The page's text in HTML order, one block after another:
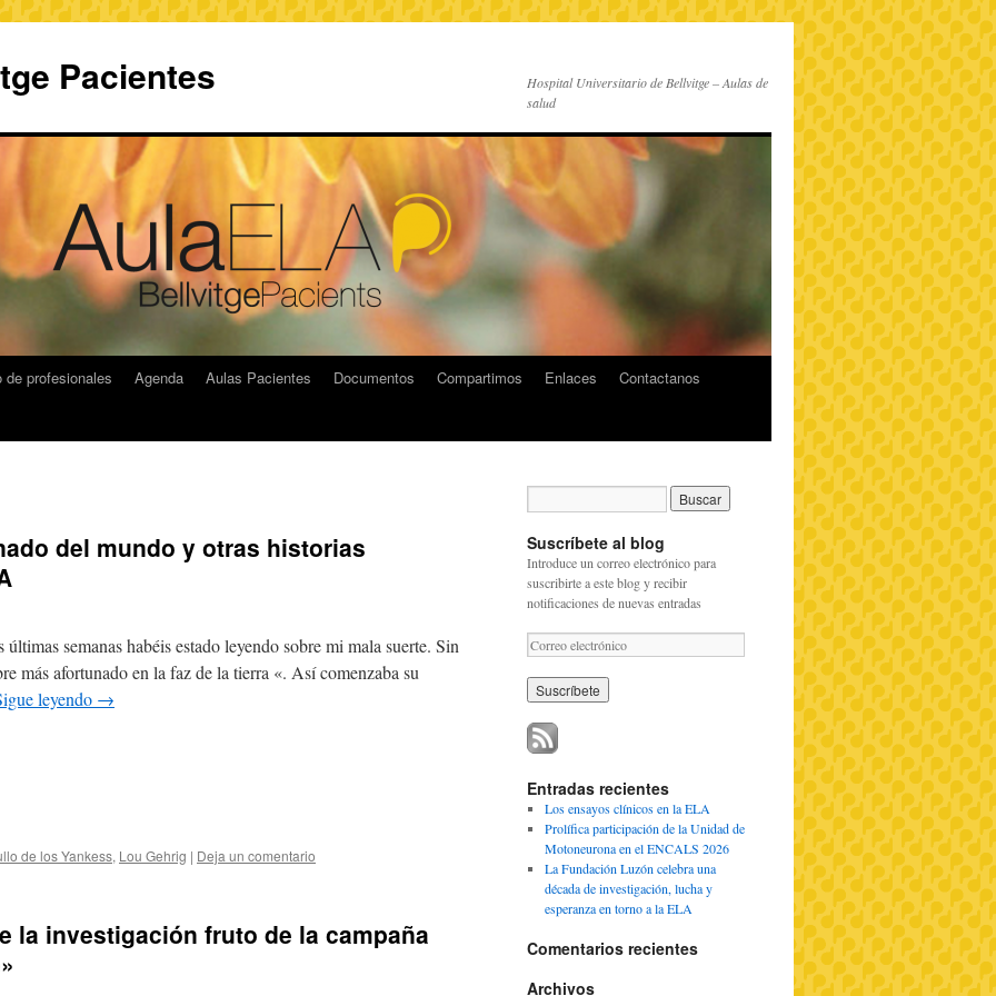
Pacientes
Hospital Universitario de Bellvitge – Aulas de
salud
de profesionales Agenda Aulas Pacientes Documentos Compartimos Enlaces
Contactanos
del mundo y otras historias
semanas habéis estado leyendo sobre mi mala suerte. Sin
más afortunado en la faz de la tierra «. Así comenzaba su
leyendo →
de los Yankess, Lou Gehrig | Deja un comentario
la investigación fruto de la campaña
Suscríbete al blog
Introduce un correo electrónico para
suscribirte a este blog y recibir
notificaciones de nuevas entradas
C
o
r
r
e
o
l
c
Entradas recientes
Los ensayos clínicos en la ELA
Prolífica participación de la Unidad de
Motoneurona en el ENCALS 2026
La Fundación Luzón celebra una
década de investigación, lucha y
esperanza en torno a la ELA
Comentarios recientes
Archivos